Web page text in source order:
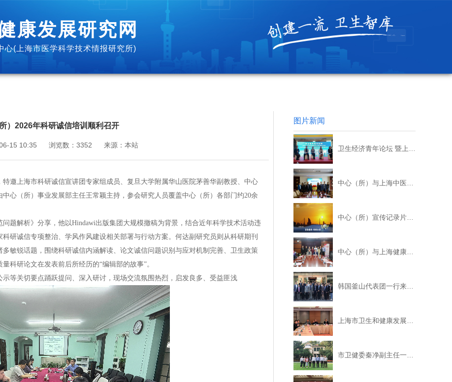
康发展研究网
心(上海市医学科学技术情报研究所)
）2026年科研诚信培训顺利召开
15 10:35 浏览数： 3352 来源： 本站
邀上海市科研诚信宣讲团专家组成员、复旦大学附属华山医院茅善华副教授、中心
心（所）事业发展部主任王常颖主持，参会研究人员覆盖中心（所）各部门约20余
题解析》分享，他以Hindawi出版集团大规模撤稿为背景，结合近年科学技术活动违
研诚信专项整治、学风作风建设相关部署与行动方案。何达副研究员则从科研期刊
敏锐话题，围绕科研诚信内涵解读、论文诚信问题识别与应对机制完善、卫生政策
科研论文在发表前后所经历的“编辑部的故事”。
等关切要点踊跃提问、深入研讨，现场交流氛围热烈，启发良多、受益匪浅
图片新闻
卫生经济青年论坛 暨上海市卫生和健康发展中心第56期双月讲座 暨上海市社联第十三届学会学术活动月卫生经济学会青年论坛 暨上海卫生管理战略系列研讨会顺利召开
中心（所）与上海中医药大学公共健康学院战略合作签约仪式圆满落幕
中心（所）宣传记录片上线央视发现之旅频道
中心（所）与上海健康医学院战略合作签约仪式圆满落幕
韩国釜山代表团一行来中心（所）交流访问
上海市卫生和健康发展研究中心2021年度卫生技术评估专家委员会顺利召开
市卫健委秦净副主任一行莅临中心（所）视察指导